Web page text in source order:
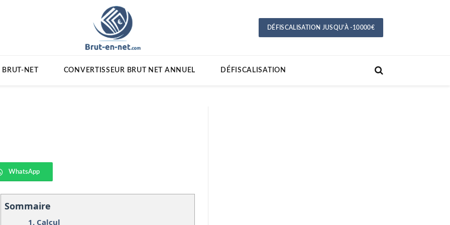
DÉFISCALISATION JUSQU'À -10000€
NET CONVERTISSEUR BRUT NET ANNUEL DÉFISCALISATION
WhatsApp
Sommaire
1. Calcul